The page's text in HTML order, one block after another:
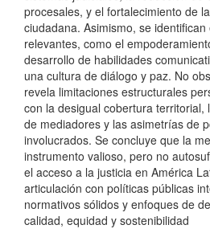
procesales, y el fortalecimiento de
ciudadana. Asimismo, se
relevantes, como el
desarrollo de habilidades
una cultura de diálogo y paz. No
revela limitaciones estructurales
con la desigual cobertura territorial,
de mediadores y las asimetrías de
involucrados. Se concluye que la
instrumento valioso, pero no
el acceso a la justicia en América
articulación con políticas públicas
normativos sólidos y enfoques de
calidad, equidad y sostenibilidad